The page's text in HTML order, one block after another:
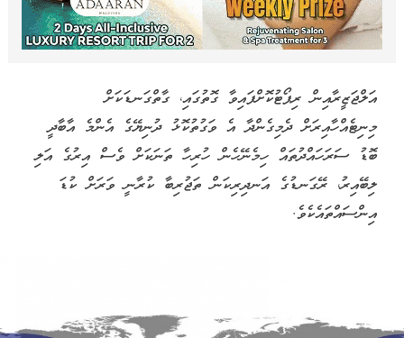
އަލްޖަޒީރާއިން ރިޕޯޓުކޮށްފައިވާ ގޮތުގައި، ގާތްގަނޑަކަށް
މިނިޓެއްހާއިރަށް ދެމިގެންދާ އެ ވަގުތުކޮޅު ދުނިޔޭގެ އެންމެ އާބާދީ
ބޮޑު ސަރަހައްދުތައް ހިމެނޭހެން ހުރިހާ ތަނަކަށް ވެސް އިރުގެ އަލި
ލިބޭއިރު، ރޭގަނޑުގެ އަނދިރިކަން ތަޖުރިބާ ކުރާނީ ވަރަށް ކުޑަ
އިންސައްތައެކެވެ.